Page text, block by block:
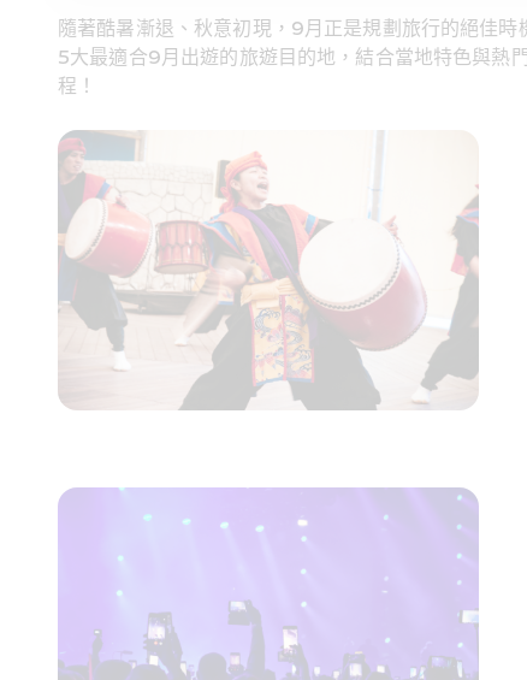
隨著酷暑漸退、秋意初現，9月正是規劃旅行的絕佳
5大最適合9月出遊的旅遊目的地，結合當地特色與
程！